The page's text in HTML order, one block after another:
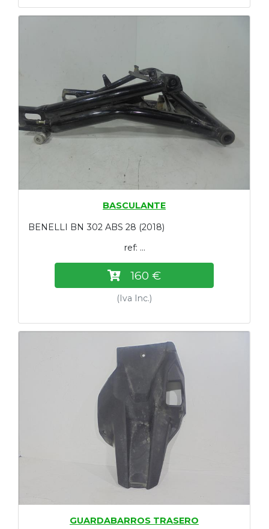
BASCULANTE
BENELLI BN 302 ABS 28 (2018)
ref: ...
160 €
(Iva Inc.)
GUARDABARROS TRASERO